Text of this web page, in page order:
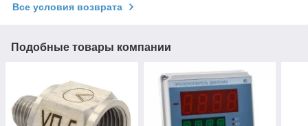
Все условия возврата
Подобные товары компании